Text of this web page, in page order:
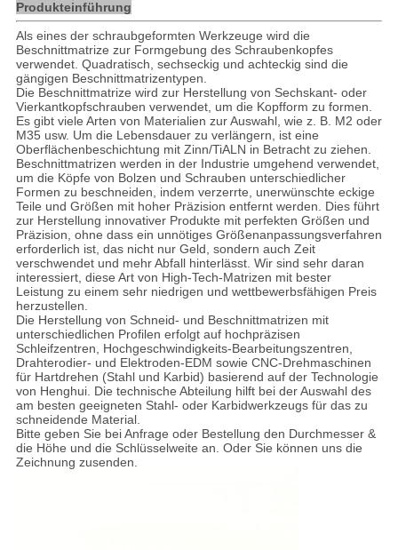
Produkteinführung
Als eines der schraubgeformten Werkzeuge wird die
Beschnittmatrize zur Formgebung des Schraubenkopfes
verwendet. Quadratisch, sechseckig und achteckig sind die
gängigen Beschnittmatrizentypen.
Die Beschnittmatrize wird zur Herstellung von Sechskant- oder
Vierkantkopfschrauben verwendet, um die Kopfform zu formen.
Es gibt viele Arten von Materialien zur Auswahl, wie z. B. M2 oder
M35 usw. Um die Lebensdauer zu verlängern, ist eine
Oberflächenbeschichtung mit Zinn/TiALN in Betracht zu ziehen.
Beschnittmatrizen werden in der Industrie umgehend verwendet,
um die Köpfe von Bolzen und Schrauben unterschiedlicher
Formen zu beschneiden, indem verzerrte, unerwünschte eckige
Teile und Größen mit hoher Präzision entfernt werden. Dies führt
zur Herstellung innovativer Produkte mit perfekten Größen und
Präzision, ohne dass ein unnötiges Größenanpassungsverfahren
erforderlich ist, das nicht nur Geld, sondern auch Zeit
verschwendet und mehr Abfall hinterlässt. Wir sind sehr daran
interessiert, diese Art von High-Tech-Matrizen mit bester
Leistung zu einem sehr niedrigen und wettbewerbsfähigen Preis
herzustellen.
Die Herstellung von Schneid- und Beschnittmatrizen mit
unterschiedlichen Profilen erfolgt auf hochpräzisen
Schleifzentren, Hochgeschwindigkeits-Bearbeitungszentren,
Drahterodier- und Elektroden-EDM sowie CNC-Drehmaschinen
für Hartdrehen (Stahl und Karbid) basierend auf der Technologie
von Henghui. Die technische Abteilung hilft bei der Auswahl des
am besten geeigneten Stahl- oder Karbidwerkzeugs für das zu
schneidende Material.
Bitte geben Sie bei Anfrage oder Bestellung den Durchmesser &
die Höhe und die Schlüsselweite an. Oder Sie können uns die
Zeichnung zusenden.